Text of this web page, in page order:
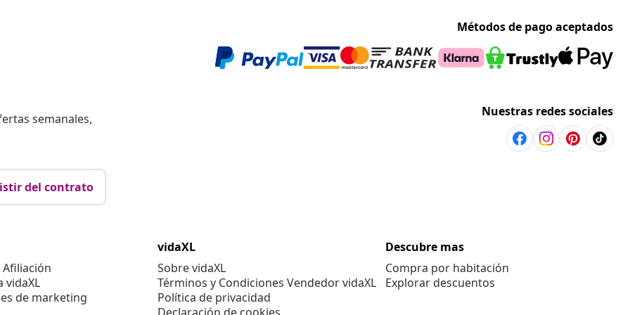
Métodos de pago aceptados
semanales, Nuestras redes sociales
del contrato
vidaXL
de marketing
vidaXL
Sobre vidaXL
Términos y Condiciones Vendedor vidaXL
Política de privacidad
Descubre mas
Compra por habitación
Explorar descuentos